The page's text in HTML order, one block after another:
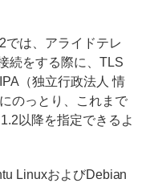
は、アライドテレ
続をする際に、TLS
（独立行政法人 情
のっとり、これまで
以降を指定できるよ
LinuxおよびDebian